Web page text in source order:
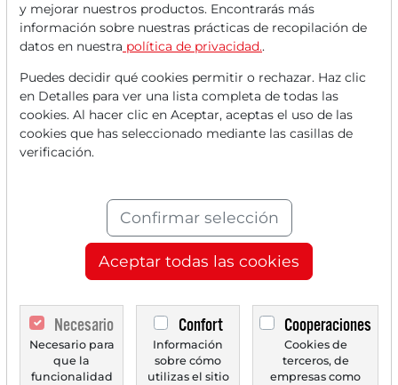
Lee este artículo ahora con
una cuentaGRATUITA.
Tus beneficios:
Cada mes, puedes leer5 artículos
Cada mes,2 números de prueba
del periódico Trader de forma
gratuita.
Crea una
lista de seguimiento
personal
con un resumen de las
noticias sobre tu acción.
y mejorar nuestros productos. Encontrarás más
información sobre nuestras prácticas de recopilación de
datos en nuestra política de privacidad..
Puedes decidir qué cookies permitir o rechazar. Haz clic
en Detalles para ver una lista completa de todas las
cookies. Al hacer clic en Aceptar, aceptas el uso de las
cookies que has seleccionado mediante las casillas de
verificación.
Confirmar selección
Aceptar todas las cookies
Necesario
Necesario para
que la
funcionalidad
Confort
Información
sobre cómo
utilizas el sitio
Cooperaciones
Cookies de
terceros, de
empresas como